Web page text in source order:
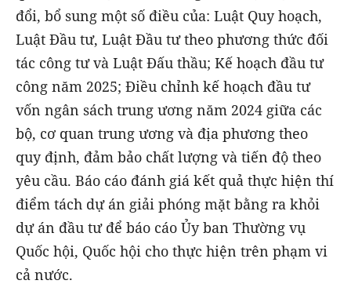
đổi, bổ sung một số điều của: Luật Quy hoạch,
Luật Đầu tư, Luật Đầu tư theo phương thức đối
tác công tư và Luật Đấu thầu; Kế hoạch đầu tư
công năm 2025; Điều chỉnh kế hoạch đầu tư
vốn ngân sách trung ương năm 2024 giữa các
bộ, cơ quan trung ương và địa phương theo
quy định, đảm bảo chất lượng và tiến độ theo
yêu cầu. Báo cáo đánh giá kết quả thực hiện thí
điểm tách dự án giải phóng mặt bằng ra khỏi
dự án đầu tư để báo cáo Ủy ban Thường vụ
Quốc hội, Quốc hội cho thực hiện trên phạm vi
cả nước.